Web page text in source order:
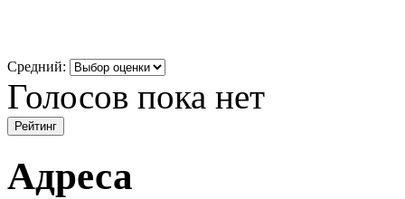
Средний:
Голосов пока нет
Адреса